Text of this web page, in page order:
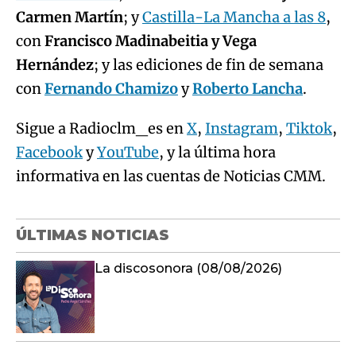
Carmen Martín; yCastilla-La Mancha a las 8,
conFrancisco Madinabeitia y Vega
Hernández; y las ediciones de fin de semana
conFernando ChamizoyRoberto Lancha.
Sigue a Radioclm_es enX, Instagram, Tiktok,
FacebookyYouTube, y la última hora
informativa en las cuentas de Noticias CMM.
ÚLTIMAS NOTICIAS
La discosonora (08/08/2026)